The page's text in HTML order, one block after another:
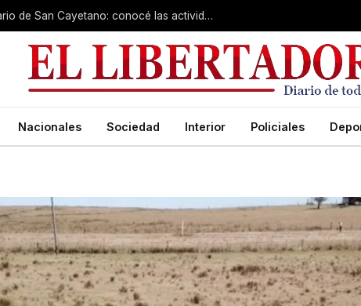
Cientos de fieles colman el santuario de San Cayetano: conocé las actividades de hoy
Nacionales Sociedad Interior Policiales